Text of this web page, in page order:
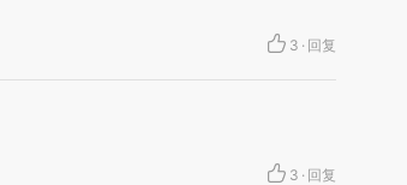
3 · 回复
3 · 回复